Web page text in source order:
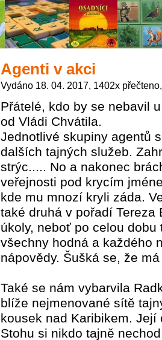
Agenti v akci
Vydáno 18. 04. 2017, 1402x
Přátelé, kdo by se nebavil
od Vládi Chvátila.
Jednotlivé skupiny agentů
dalších tajných služeb.
strýc..... No a nakonec
veřejnosti pod krycím
kde mu mnozí kryli záda.
také druhá v pořadí
úkoly, neboť po celou
všechny hodná a každého
nápovědy. Šušká se, že
Také se nám vybarvila
blíže nejmenované sítě
kousek nad Karibikem.
Stohu si nikdo tajně